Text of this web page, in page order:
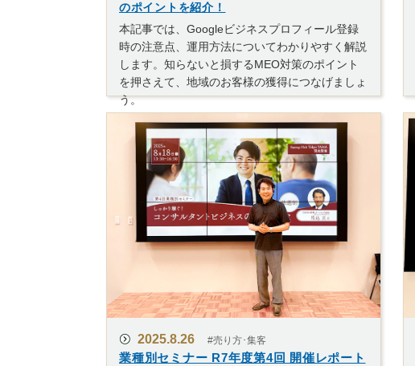
のポイントを紹介！
本記事では、Googleビジネスプロフィール登録
時の注意点、運用方法についてわかりやすく解説
します。知らないと損するMEO対策のポイント
を押さえて、地域のお客様の獲得につなげましょ
う。
2025.8.26 #売り方･集客
業種別セミナー R7年度第4回 開催レポート